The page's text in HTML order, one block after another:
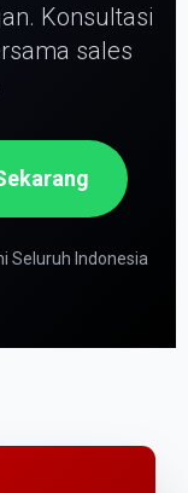
Konsultasi
sales
Seluruh Indonesia